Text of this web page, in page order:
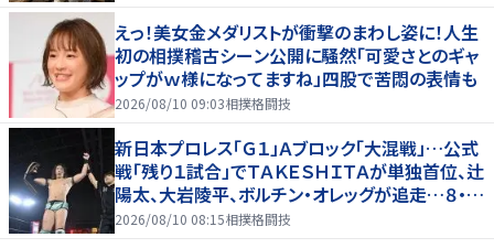
えっ！美女金メダリストが衝撃のまわし姿に！人生
初の相撲稽古シーン公開に騒然「可愛さとのギャ
ップがｗ様になってますね」四股で苦悶の表情も
2026/08/10 09:03相撲格闘技
新日本プロレス「Ｇ１」Ａブロック「大混戦」…公式
戦「残り１試合」でＴＡＫＥＳＨＩＴＡが単独首位、辻
陽太、大岩陵平、ボルチン・オレッグが追走…８・９
群馬全成績
2026/08/10 08:15相撲格闘技